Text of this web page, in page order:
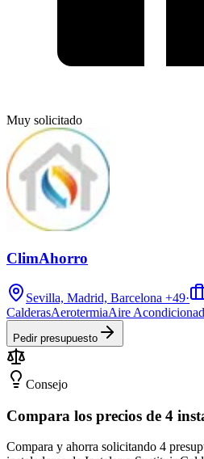
Muy solicitado
ClimAhorro
Sevilla, Madrid, Barcelona +49·
CalderasAerotermiaAire
Pedir presupuesto
Consejo
Compara los precios de 4
Compara y ahorra solicitando 4